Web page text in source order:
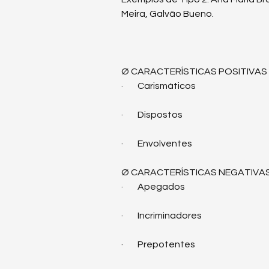
Meira, Galvão Bueno.
Ø CARACTERÍSTICAS POSITIVAS
·        Carismáticos
·        Dispostos
·        Envolventes
Ø CARACTERÍSTICAS
·        Apegados
·        Incriminadores
·        Prepotentes